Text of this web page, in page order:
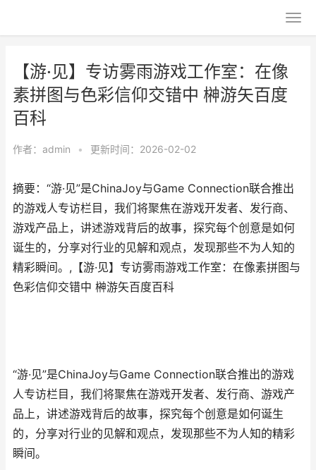
【游·见】专访雾雨游戏工作室：在像
素拼图与色彩信仰交错中 榊游矢百度
百科
作者： admin • 更新时间：2026-02-02
摘要：“游·见”是ChinaJoy与Game Connection联合推出
的游戏人专访栏目，我们将聚焦在游戏开发者、发行商、
游戏产品上，讲述游戏背后的故事，探究每个创意是如何
诞生的，分享对行业的见解和观点，发现那些不为人知的
精彩瞬间。,【游·见】专访雾雨游戏工作室：在像素拼图与
色彩信仰交错中 榊游矢百度百科
“游·见”是ChinaJoy与Game Connection联合推出的游戏
人专访栏目，我们将聚焦在游戏开发者、发行商、游戏产
品上，讲述游戏背后的故事，探究每个创意是如何诞生
的，分享对行业的见解和观点，发现那些不为人知的精彩
瞬间。